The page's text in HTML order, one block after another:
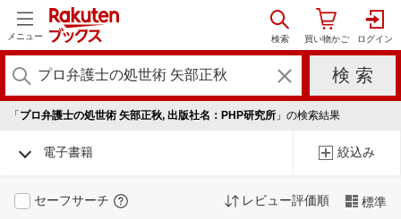
メニュー
「 プロ弁護士の処世術 矢部正秋, 出版社名：PHP研究所 」の検索結果
電子書籍 絞込み
セーフサーチ レビュー評価順 標準